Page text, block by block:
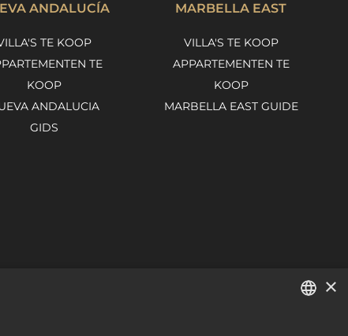
ANDALUCÍA
TE KOOP
TE
KOOP
ANDALUCIA
GIDS
MARBELLA EAST
VILLA'S TE KOOP
APPARTEMENTEN TE
KOOP
MARBELLA EAST GUIDE
×